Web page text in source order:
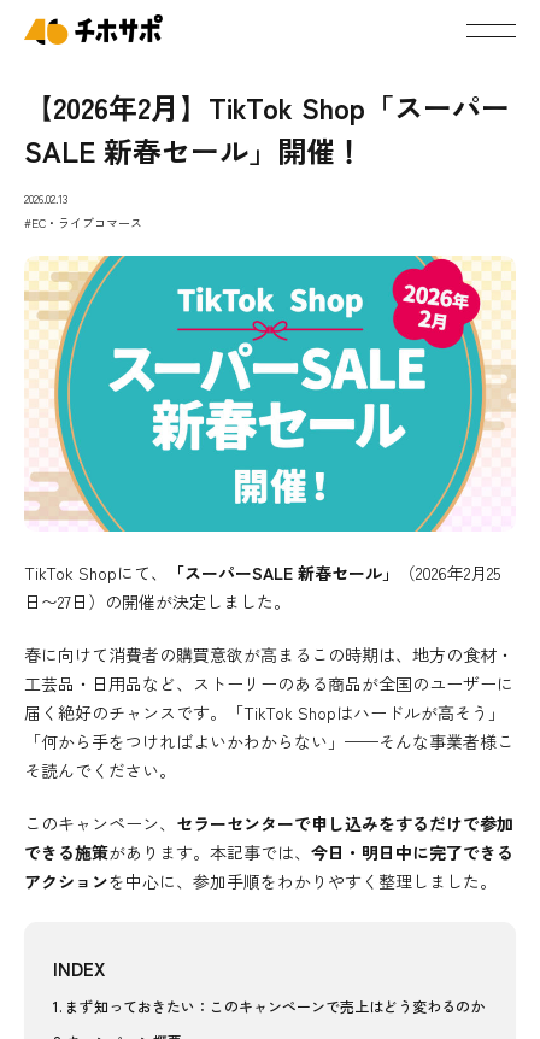
【2026年2月】TikTok Shop「スーパー
SALE 新春セール」開催！
2026.02.13
#EC・ライブコマース
TikTok Shopにて、 「スーパーSALE 新春セール」
（2026年2月25
日〜27日）の開催が決定しました。
春に向けて消費者の購買意欲が高まるこの時期は、地方の食材・
工芸品・日用品など、ストーリーのある商品が全国のユーザーに
届く絶好のチャンスです。「TikTok Shopはハードルが高そう」
「何から手をつければよいかわからない」——そんな事業者様こ
そ読んでください。
このキャンペーン、 セラーセンターで申し込みをするだけで参加
できる施策があります。本記事では、 今日・明日中に完了できる
アクションを中心に、参加手順をわかりやすく整理しました。
INDEX
まず知っておきたい：このキャンペーンで売上はどう変わるのか